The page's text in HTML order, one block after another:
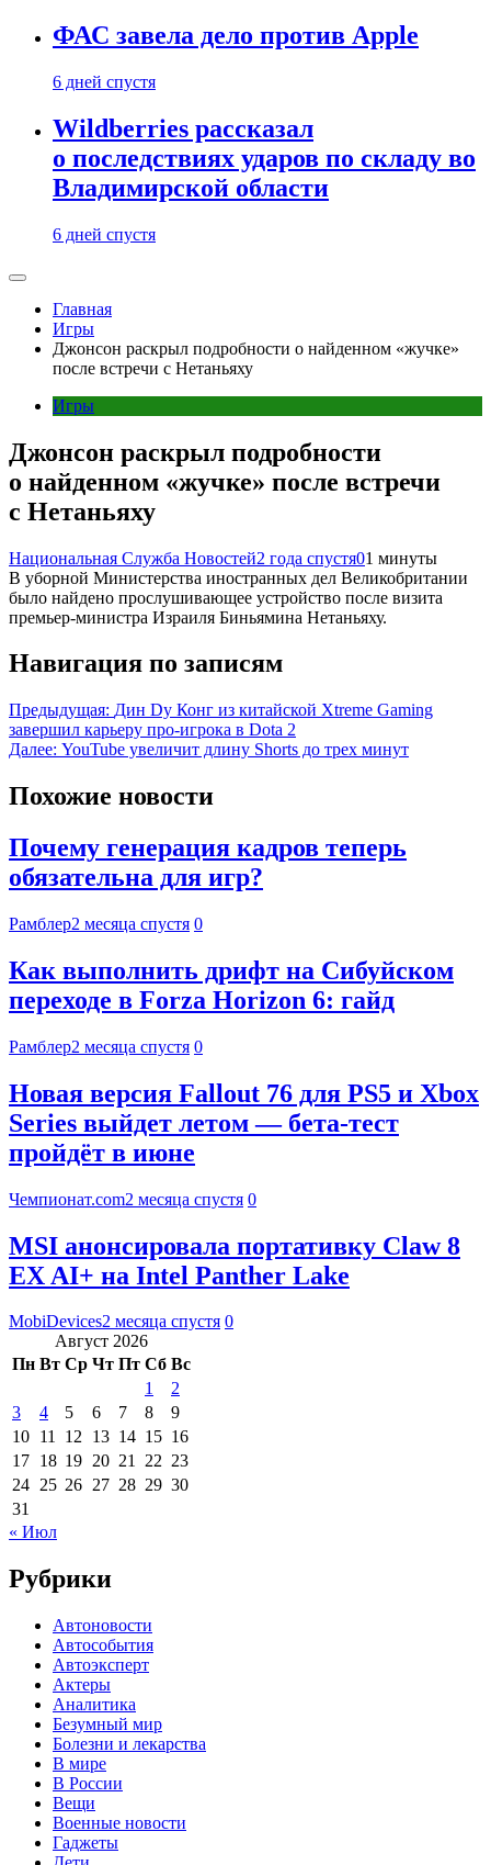
ФАС завела дело против Apple
6 дней спустя
Wildberries рассказал
о последствиях ударов по складу во
Владимирской области
6 дней спустя
Главная
Игры
Джонсон раскрыл подробности о найденном «жучке»
после встречи с Нетаньяху
Игры
Джонсон раскрыл подробности
о найденном «жучке» после встречи
с Нетаньяху
Национальная Служба Новостей2 года спустя01 минуты
В уборной Министерства иностранных дел Великобритании
было найдено прослушивающее устройство после визита
премьер-министра Израиля Биньямина Нетаньяху.
Навигация по записям
Предыдущая: Дин Dy Конг из китайской Xtreme Gaming
завершил карьеру про-игрока в Dota 2
Далее: YouTube увеличит длину Shorts до трех минут
Похожие новости
Почему генерация кадров теперь
обязательна для игр?
Рамблер2 месяца спустя 0
Как выполнить дрифт на Сибуйском
переходе в Forza Horizon 6: гайд
Рамблер2 месяца спустя 0
Новая версия Fallout 76 для PS5 и Xbox
Series выйдет летом — бета-тест
пройдёт в июне
Чемпионат.com2 месяца спустя 0
MSI анонсировала портативку Claw 8
EX AI+ на Intel Panther Lake
MobiDevices2 месяца спустя 0
Август 2026
Пн Вт Ср Чт Пт Сб Вс
1
2
3
4 5 6 7 8
9
10 11 12 13 14 15 16
17 18 19 20 21 22 23
24 25 26 27 28 29 30
31
« Июл
Рубрики
Автоновости
Автособытия
Автоэксперт
Актеры
Аналитика
Безумный мир
Болезни и лекарства
В мире
В России
Вещи
Военные новости
Гаджеты